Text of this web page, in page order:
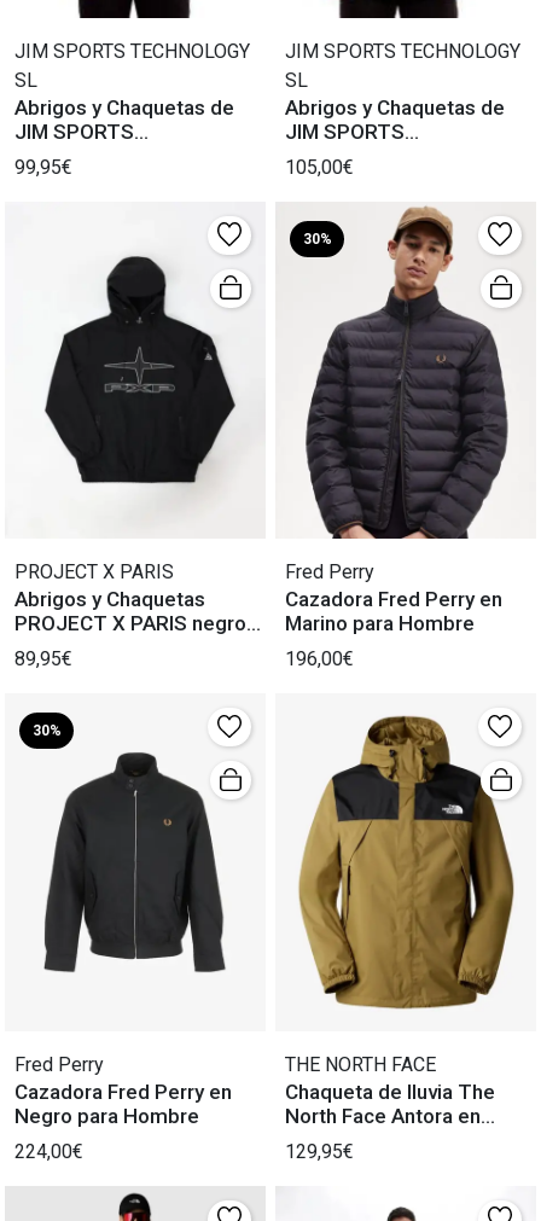
JIM SPORTS TECHNOLOGY
SL
Abrigos y Chaquetas de
JIM SPORTS
TECHNOLOGY SL en gris
para Hombre.
99,95€
JIM SPORTS TECHNOLOGY
SL
Abrigos y Chaquetas de
JIM SPORTS
TECHNOLOGY SL en negro
para Hombre.
105,00€
PROJECT X PARIS
Abrigos y Chaquetas
PROJECT X PARIS negro
para Hombre
89,95€
30%
Fred Perry
Cazadora Fred Perry en
Marino para Hombre
196,00€
30%
Fred Perry
Cazadora Fred Perry en
Negro para Hombre
224,00€
THE NORTH FACE
Chaqueta de lluvia The
North Face Antora en
Verde de Hombre
129,95€